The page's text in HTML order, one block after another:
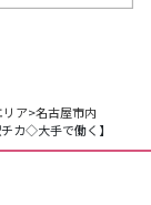
ア>名古屋市内
カ◇大手で働く】